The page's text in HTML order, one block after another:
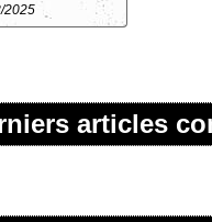
2025
articles